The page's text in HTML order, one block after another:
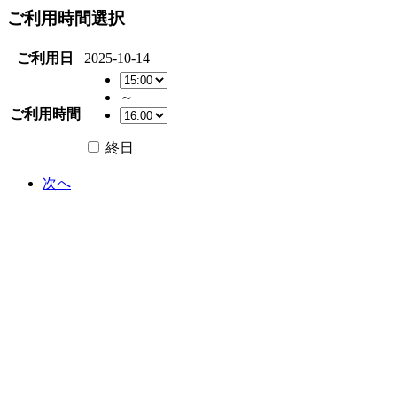
ご利用時間選択
ご利用日 2025-10-14
ご利用時間
～
終日
次へ